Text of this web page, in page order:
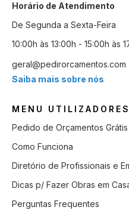
Horário de Atendimento
De Segunda a Sexta-Feira
10:00h às 13:00h - 15:00h às
geral@pedirorcamentos.com
Saiba mais sobre nós
MENU UTILIZADORES
Pedido de Orçamentos Grátis
Como Funciona
Diretório de Profissionais e
Dicas p/ Fazer Obras em
Perguntas Frequentes